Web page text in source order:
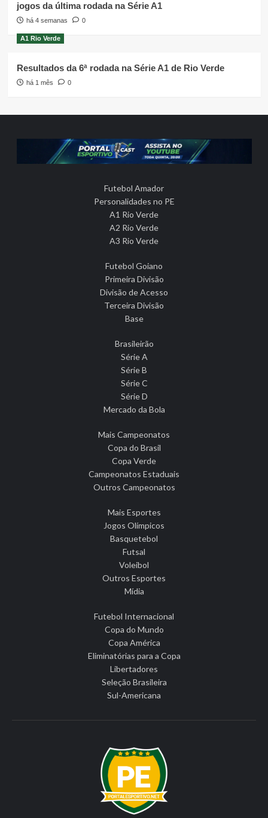
jogos da última rodada na Série A1
há 4 semanas 0
A1 Rio Verde
Resultados da 6ª rodada na Série A1 de Rio Verde
há 1 mês 0
Futebol Amador
Personalidades no PE
A1 Rio Verde
A2 Rio Verde
A3 Rio Verde
Futebol Goiano
Primeira Divisão
Divisão de Acesso
Terceira Divisão
Base
Brasileirão
Série A
Série B
Série C
Série D
Mercado da Bola
Mais Campeonatos
Copa do Brasil
Copa Verde
Campeonatos Estaduais
Outros Campeonatos
Mais Esportes
Jogos Olímpicos
Basquetebol
Futsal
Voleibol
Outros Esportes
Mídia
Futebol Internacional
Copa do Mundo
Copa América
Eliminatórias para a Copa
Libertadores
Seleção Brasileira
Sul-Americana